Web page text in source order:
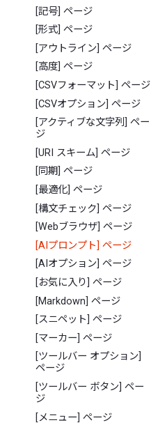
[記号] ページ
[形式] ページ
[アウトライン] ページ
[高度] ページ
[CSVフォーマット] ページ
[CSVオプション] ページ
[アクティブな文字列] ペー
ジ
[URI スキーム] ページ
[同期] ページ
[最適化] ページ
[構文チェック] ページ
[Webブラウザ] ページ
[AIプロンプト] ページ
[AIオプション] ページ
[お気に入り] ページ
[Markdown] ページ
[スニペット] ページ
[マーカー] ページ
[ツールバー オプション]
ページ
[ツールバー ボタン] ペー
ジ
[メニュー] ページ